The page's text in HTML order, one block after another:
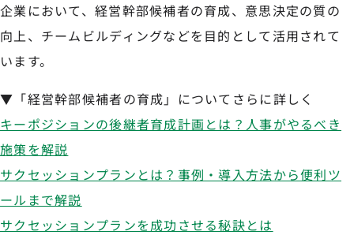
企業において、経営幹部候補者の育成、意思決定の質の
向上、チームビルディングなどを目的として活用されて
います。
▼「経営幹部候補者の育成」についてさらに詳しく
キーポジションの後継者育成計画とは？人事がやるべき
施策を解説
サクセッションプランとは？事例・導入方法から便利ツ
ールまで解説
サクセッションプランを成功させる秘訣とは